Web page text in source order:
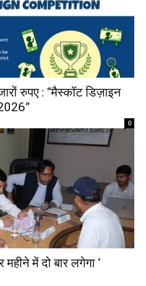
रुपए : “मैस्कॉट डिज़ाइन
0
में दो बार लगेगा ‘